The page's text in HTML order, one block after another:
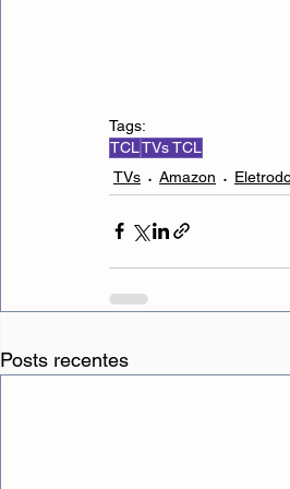
Tags:
TCLTVs TCL
TVs
Amazon
Posts recentes